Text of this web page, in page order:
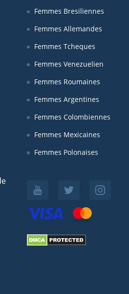
Femmes Bresiliennes
Femmes Allemandes
Femmes Tcheques
Femmes Venezuelien
Femmes Roumaines
Femmes Argentines
Femmes Colombiennes
Femmes Mexicaines
Femmes Polonaises